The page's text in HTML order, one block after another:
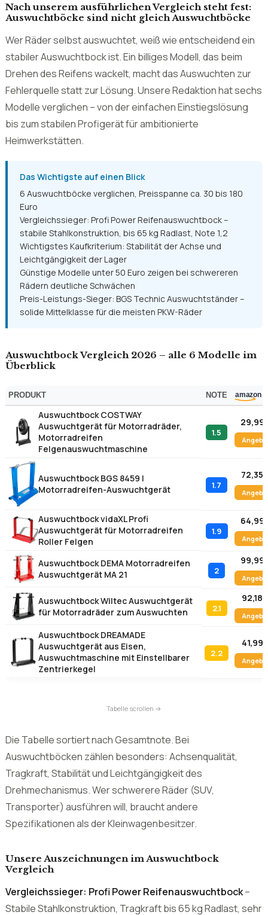
Nach unserem ausführlichen Vergleich steht fest:
Auswuchtböcke sind nicht gleich Auswuchtböcke
Wer Räder selbst auswuchtet, weiß wie entscheidend ein
stabiler Auswuchtbock ist. Ein billiges Modell, das beim
Drehen des Reifens wackelt, macht das Auswuchten zur
Fehlerquelle statt zur Lösung. Unsere Redaktion hat sechs
Modelle verglichen – von der einfachen Einstiegslösung
bis zum stabilen Profigerät für ambitionierte
Heimwerkstätten.
Das Wichtigste auf einen Blick
6 Auswuchtböcke verglichen, Preisspanne ca. 30 bis 180
Euro
Vergleichssieger: Profi Power Reifenauswuchtbock –
stabile Stahlkonstruktion, bis 65 kg Radlast, Note 1,2
Wichtigstes Kaufkriterium: Stabilität der Achse und
Leichtgängigkeit der Lager
Günstige Modelle unter 50 Euro zeigen bei schwereren
Rädern deutliche Schwächen
Preis-Leistungs-Sieger: BGS Technic Auswuchtständer –
solide Mittelklasse für die meisten PKW-Räder
Auswuchtbock Vergleich 2026 – alle 6 Modelle im
Überblick
PRODUKT NOTE
Auswuchtbock COSTWAY
Auswuchtgerät für Motorradräder,
Motorradreifen
Felgenauswuchtmaschine
1.5
29,99
Auswuchtbock BGS 8459 |
Motorradreifen-Auswuchtgerät
1.7
72,35
Auswuchtbock vidaXL Profi
Auswuchtgerät für Motorradreifen
Roller Felgen
1.9
64,99
Auswuchtbock DEMA Motorradreifen
Auswuchtgerät MA 21
2
99,99
Auswuchtbock Wiltec Auswuchtgerät
für Motorradräder zum Auswuchten
2.1
92,18
Auswuchtbock DREAMADE
Auswuchtgerät aus Eisen,
Auswuchtmaschine mit Einstellbarer
Zentrierkegel
2.2
41,99
Die Tabelle sortiert nach Gesamtnote. Bei
Auswuchtböcken zählen besonders: Achsenqualität,
Tragkraft, Stabilität und Leichtgängigkeit des
Drehmechanismus. Wer schwerere Räder (SUV,
Transporter) ausführen will, braucht andere
Spezifikationen als der Kleinwagenbesitzer.
Unsere Auszeichnungen im Auswuchtbock
Vergleich
Vergleichssieger: Profi Power Reifenauswuchtbock–
Stabile Stahlkonstruktion, Tragkraft bis 65 kg Radlast, sehr